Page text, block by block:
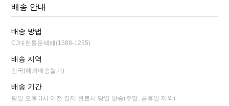
배송 안내
배송 방법
CJ대한통운택배(1588-1255)
배송 지역
전국(해외배송불가)
배송 기간
평일 오후 3시 이전 결제 완료시 당일 발송(주말, 공휴일 제외)